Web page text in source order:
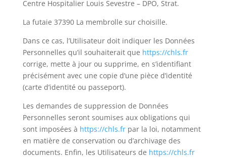
Centre Hospitalier Louis Sevestre – DPO, Strat.
La futaie 37390 La membrolle sur choisille.
Dans ce cas, l’Utilisateur doit indiquer les Données
Personnelles qu’il souhaiterait que https://chls.fr
corrige, mette à jour ou supprime, en s’identifiant
précisément avec une copie d’une pièce d’identité
(carte d’identité ou passeport).
Les demandes de suppression de Données
Personnelles seront soumises aux obligations qui
sont imposées à https://chls.frpar la loi, notamment
en matière de conservation ou d’archivage des
documents. Enfin, les Utilisateurs de https://chls.fr